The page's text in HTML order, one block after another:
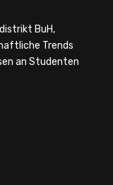
BuH,
Trends
an Studenten